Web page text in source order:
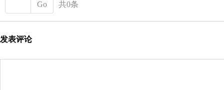
Go 共0条
发表评论